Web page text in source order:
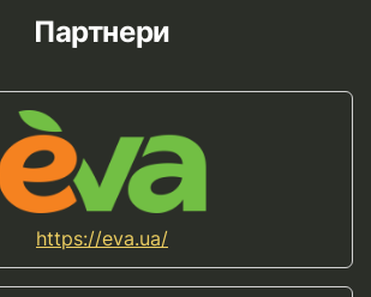
Партнери
https://eva.ua/